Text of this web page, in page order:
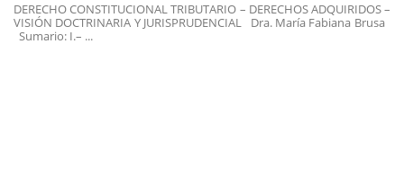
DERECHO CONSTITUCIONAL TRIBUTARIO – DERECHOS ADQUIRIDOS –
VISIÓN DOCTRINARIA Y JURISPRUDENCIAL Dra. María Fabiana Brusa
Sumario: I.– ...